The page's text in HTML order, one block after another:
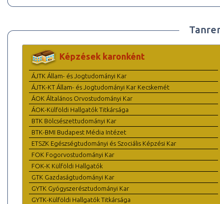
Képzések karonként
ÁJTK Állam- és Jogtudományi Kar
ÁJTK-KT Állam- és Jogtudományi Kar Kecskemét
ÁOK Általános Orvostudományi Kar
ÁOK-Külföldi Hallgatók Titkársága
BTK Bölcsészettudományi Kar
BTK-BMI Budapest Média Intézet
ETSZK Egészségtudományi és Szociális Képzési Kar
FOK Fogorvostudományi Kar
FOK-K Külföldi Hallgatók
GTK Gazdaságtudományi Kar
GYTK Gyógyszerésztudományi Kar
GYTK-Külföldi Hallgatók Titkársága